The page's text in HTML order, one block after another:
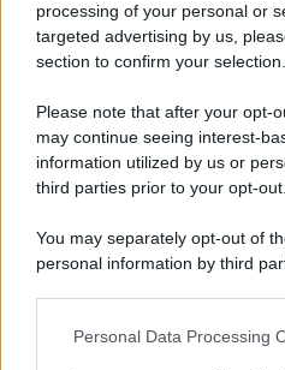
processing of your personal or
targeted advertising by us,
section to confirm your selection.
Please note that after your opt-
may continue seeing interest-
information utilized by us or
third parties prior to your opt-out.
You may separately opt-out of
personal information by third
This information may also be
Personal Data Processing